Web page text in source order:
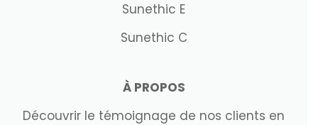
Sunethic E
Sunethic C
À PROPOS
Découvrir le témoignage de nos clients en